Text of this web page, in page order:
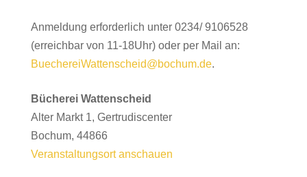
Anmeldung erforderlich unter 0234/ 9106528
(erreichbar von 11-18Uhr) oder per Mail an:
BuechereiWattenscheid@bochum.de.
Bücherei Wattenscheid
Alter Markt 1 Gertrudiscenter
Bochum, 44866
Veranstaltungsort anschauen